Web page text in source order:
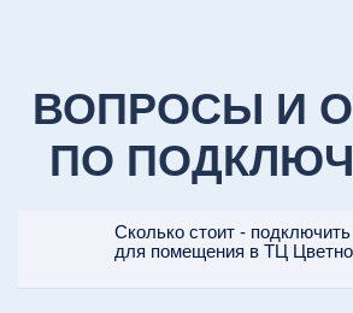
5
сбоев при его
ВОПРОСЫ И
ПО
Сколько стоит - подключить
для помещения в ТЦ